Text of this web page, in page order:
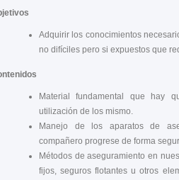
Adquirir los conocimientos
no difíciles pero si expuestos que
Material fundamental que hay
utilización de los mismo.
Manejo de los aparatos de
compañero progrese de forma
Métodos de aseguramiento en
fijos, seguros flotantes u otros